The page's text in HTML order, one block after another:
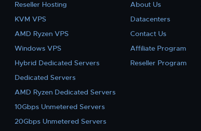
Reseller Hosting
KVM VPS
AMD Ryzen VPS
Windows VPS
Hybrid Dedicated Servers
Dedicated Servers
AMD Ryzen Dedicated Servers
10Gbps Unmetered Servers
20Gbps Unmetered Servers
About Us
Datacenters
Contact Us
Affiliate Program
Reseller Program